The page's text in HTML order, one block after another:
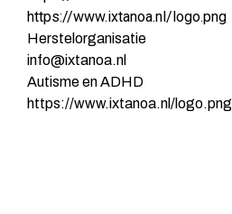
https://www.ixtanoa.nl/logo.png
Herstelorganisatie
info@ixtanoa.nl
Autisme en ADHD
https://www.ixtanoa.nl/logo.png